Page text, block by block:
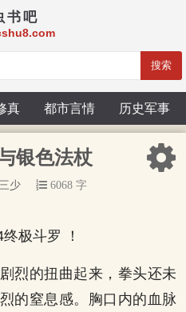
书吧
搜索
真 都市言情 历史军事
银色法杖
少
6068 字
极斗罗 ！
烈的扭曲起来，拳头还未
的窒息感。胸口内的血脉